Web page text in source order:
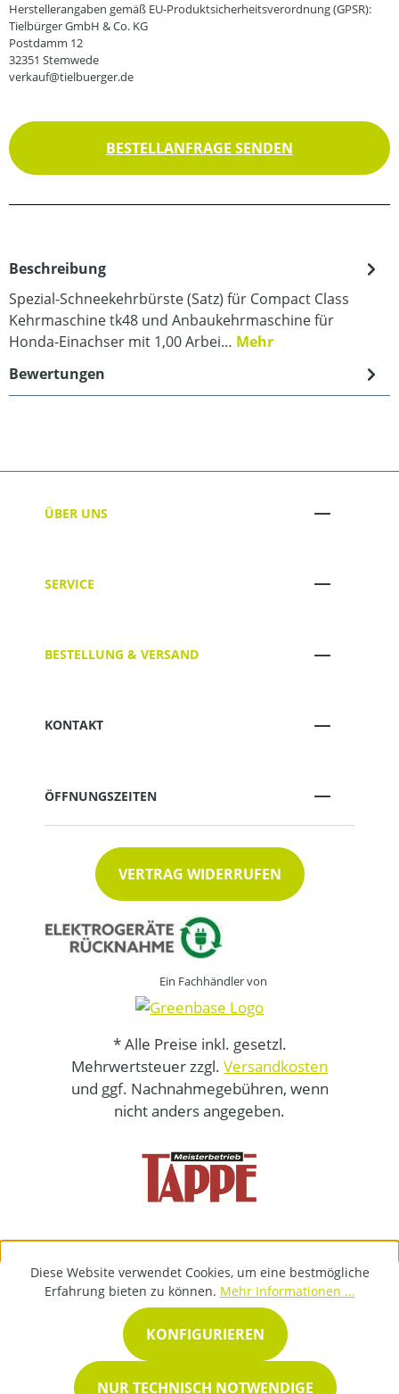
Herstellerangaben gemäß EU-Produktsicherheitsverordnung (GPSR):
Tielbürger GmbH & Co. KG
Postdamm 12
32351 Stemwede
verkauf@tielbuerger.de
BESTELLANFRAGE SENDEN
Beschreibung
Spezial-Schneekehrbürste (Satz) für Compact Class
Kehrmaschine tk48 und Anbaukehrmaschine für
Honda-Einachser mit 1,00 Arbei… Mehr
Bewertungen
ÜBER UNS
SERVICE
BESTELLUNG & VERSAND
KONTAKT
ÖFFNUNGSZEITEN
VERTRAG WIDERRUFEN
Ein Fachhändler von
* Alle Preise inkl. gesetzl.
Mehrwertsteuer zzgl. Versandkosten
und ggf. Nachnahmegebühren, wenn
nicht anders angegeben.
Diese Website verwendet Cookies, um eine bestmögliche
Erfahrung bieten zu können. Mehr Informationen ...
NUR TECHNISCH NOTWENDIGE
KONFIGURIEREN